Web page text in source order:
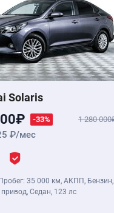
Solaris
-33% 1 280 000
/мес
Пробег: 35 000 км, АКПП, Бензин,
Седан, 123 лс